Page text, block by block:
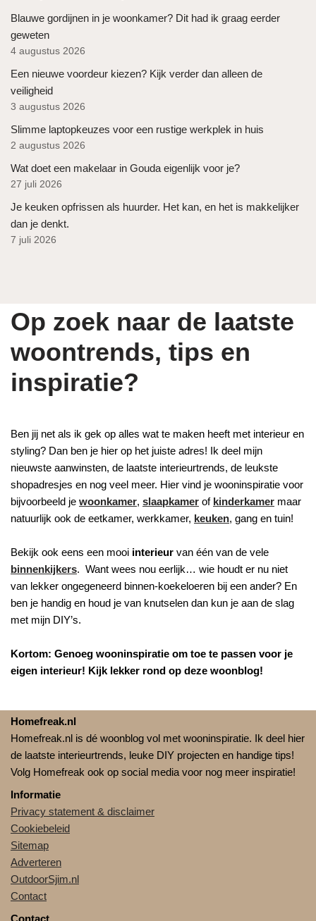
Blauwe gordijnen in je woonkamer? Dit had ik graag eerder
geweten
4 augustus 2026
Een nieuwe voordeur kiezen? Kijk verder dan alleen de
veiligheid
3 augustus 2026
Slimme laptopkeuzes voor een rustige werkplek in huis
2 augustus 2026
Wat doet een makelaar in Gouda eigenlijk voor je?
27 juli 2026
Je keuken opfrissen als huurder. Het kan, en het is makkelijker
dan je denkt.
7 juli 2026
Op zoek naar de laatste
woontrends, tips en
inspiratie?
Ben jij net als ik gek op alles wat te maken heeft met interieur en
styling? Dan ben je hier op het juiste adres! Ik deel mijn
nieuwste aanwinsten, de laatste interieurtrends, de leukste
shopadresjes en nog veel meer. Hier vind je wooninspiratie voor
bijvoorbeeld je woonkamer, slaapkamer of kinderkamer maar
natuurlijk ook de eetkamer, werkkamer, keuken, gang en tuin!
Bekijk ook eens een mooi interieur van één van de vele
binnenkijkers. Want wees nou eerlijk… wie houdt er nu niet
van lekker ongegeneerd binnen-koekeloeren bij een ander? En
ben je handig en houd je van knutselen dan kun je aan de slag
met mijn DIY’s.
Kortom: Genoeg wooninspiratie om toe te passen voor je
eigen interieur! Kijk lekker rond op deze woonblog!
Homefreak.nl
Homefreak.nl is dé woonblog vol met wooninspiratie. Ik deel hier
de laatste interieurtrends, leuke DIY projecten en handige tips!
Volg Homefreak ook op social media voor nog meer inspiratie!
Informatie
Privacy statement & disclaimer
Cookiebeleid
Sitemap
Adverteren
OutdoorSjim.nl
Contact
Contact